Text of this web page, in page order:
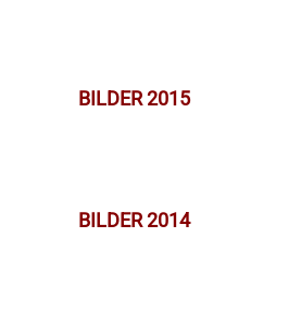
BILDER 2015
BILDER 2014